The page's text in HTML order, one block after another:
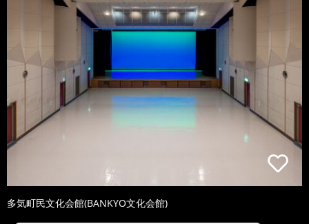
多気町民文化会館(BANKYO文化会館)